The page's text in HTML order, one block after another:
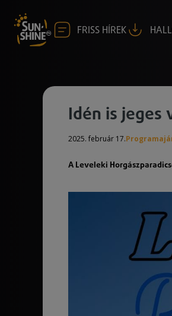
FRISS HÍREK
Idén is jeges
2025. február 17.
A Leveleki